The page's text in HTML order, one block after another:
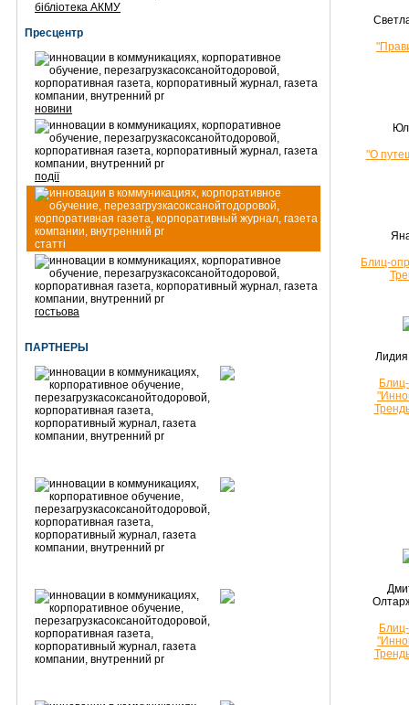
бібліотека АКМУ
Пресцентр
новини
події
статті
гостьова
ПАРТНЕРЫ
"О
Блиц-